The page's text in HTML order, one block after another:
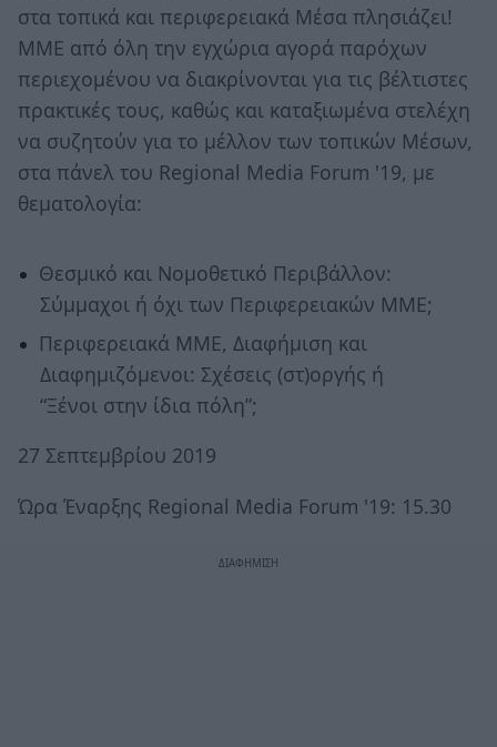
στα τοπικά και περιφερειακά Μέσα πλησιάζει!
ΜΜΕ από όλη την εγχώρια αγορά παρόχων
περιεχομένου να διακρίνονται για τις βέλτιστες
πρακτικές τους, καθώς και καταξιωμένα στελέχη
να συζητούν για το μέλλον των τοπικών Μέσων,
στα πάνελ του Regional Media Forum '19, με
θεματολογία:
Θεσμικό και Νομοθετικό Περιβάλλον:
Σύμμαχοι ή όχι των Περιφερειακών ΜΜΕ;
Περιφερειακά ΜΜΕ, Διαφήμιση και
Διαφημιζόμενοι: Σχέσεις (στ)οργής ή
“Ξένοι στην ίδια πόλη”;
27 Σεπτεμβρίου 2019
Ώρα Έναρξης Regional Media Forum '19: 15.30